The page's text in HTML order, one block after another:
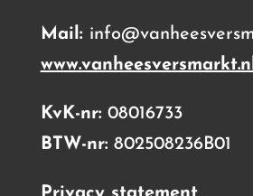
Mail:
www.vanheesversmarkt.nl
KvK-nr: 08016733
BTW-nr: 802508236B01